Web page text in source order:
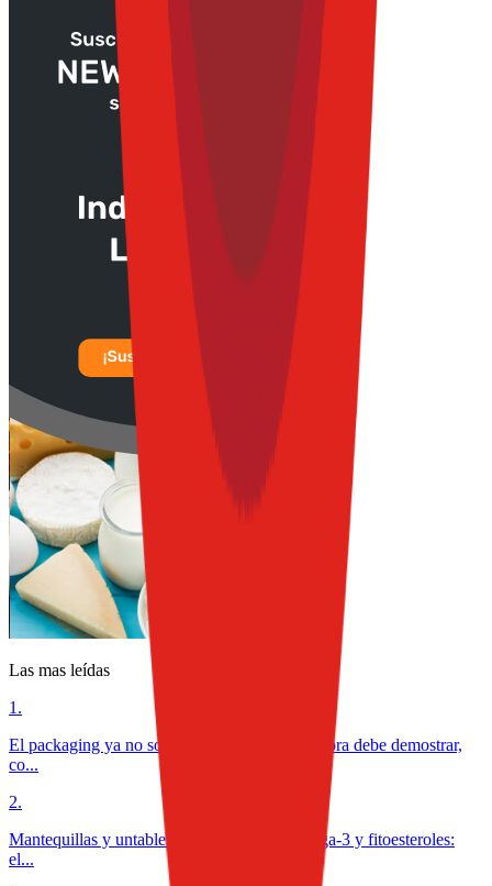
Las mas leídas
1 .
El packaging ya no solo protege alimentos: ahora debe demostrar,
co...
2.
Mantequillas y untables funcionales con omega-3 y fitoesteroles:
el...